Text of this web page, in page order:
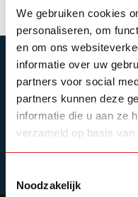
We gebruiken cookies
personaliseren, om
en om ons
informatie over uw
partners voor social
partners kunnen deze
informatie die u aan ze
verzameld op basis
Noodzakelijk
SUBSCRIBE TO
Stay up to date